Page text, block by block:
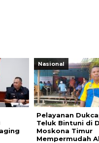
Nasional
Pelayanan
Teluk Bintuni di
Moskona Timur
Mempermudah